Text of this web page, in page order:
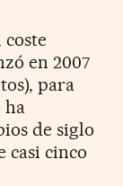
en 2007
para
ha
de siglo
casi cinco